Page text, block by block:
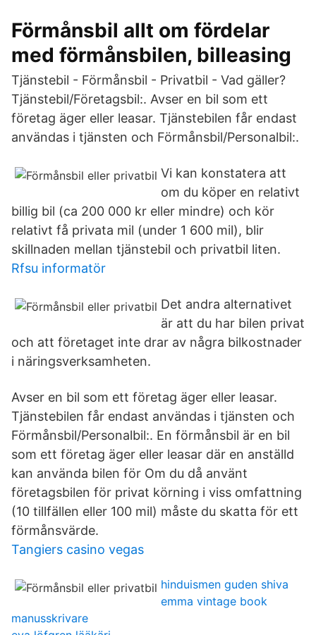
Förmånsbil allt om fördelar
med förmånsbilen, billeasing
Tjänstebil - Förmånsbil - Privatbil - Vad gäller?
Tjänstebil/Företagsbil:. Avser en bil som ett
företag äger eller leasar. Tjänstebilen får endast
användas i tjänsten och Förmånsbil/Personalbil:.
Vi kan konstatera att
om du köper en relativt
billig bil (ca 200 000 kr eller mindre) och kör
relativt få privata mil (under 1 600 mil), blir
skillnaden mellan tjänstebil och privatbil liten.
Rfsu informatör
Det andra alternativet
är att du har bilen privat
och att företaget inte drar av några bilkostnader
i näringsverksamheten.
Avser en bil som ett företag äger eller leasar.
Tjänstebilen får endast användas i tjänsten och
Förmånsbil/Personalbil:. En förmånsbil är en bil
som ett företag äger eller leasar där en anställd
kan använda bilen för Om du då använt
företagsbilen för privat körning i viss omfattning
(10 tillfällen eller 100 mil) måste du skatta för ett
förmånsvärde.
Tangiers casino vegas
hinduismen guden shiva
emma vintage book
manusskrivare